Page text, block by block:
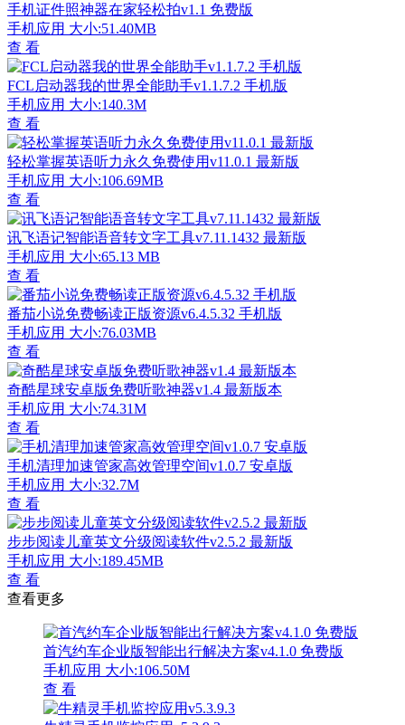
手机证件照神器在家轻松拍v1.1 免费版
手机应用 大小:51.40MB
查 看
FCL启动器我的世界全能助手v1.1.7.2 手机版
手机应用 大小:140.3M
查 看
轻松掌握英语听力永久免费使用v11.0.1 最新版
手机应用 大小:106.69MB
查 看
讯飞语记智能语音转文字工具v7.11.1432 最新版
手机应用 大小:65.13 MB
查 看
番茄小说免费畅读正版资源v6.4.5.32 手机版
手机应用 大小:76.03MB
查 看
奇酷星球安卓版免费听歌神器v1.4 最新版本
手机应用 大小:74.31M
查 看
手机清理加速管家高效管理空间v1.0.7 安卓版
手机应用 大小:32.7M
查 看
步步阅读儿童英文分级阅读软件v2.5.2 最新版
手机应用 大小:189.45MB
查 看
查看更多
首汽约车企业版智能出行解决方案v4.1.0 免费版
手机应用 大小:106.50M
查 看